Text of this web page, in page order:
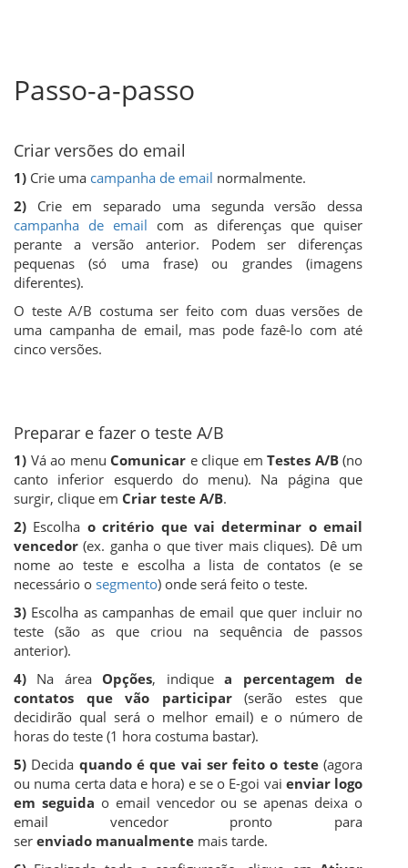
Passo-a-passo
Criar versões do email
1) Crie uma campanha de email normalmente.
2) Crie em separado uma segunda versão dessa
campanha de email com as diferenças que quiser
perante a versão anterior. Podem ser diferenças
pequenas (só uma frase) ou grandes (imagens
diferentes).
O teste A/B costuma ser feito com duas versões de
uma campanha de email, mas pode fazê-lo com até
cinco versões.
Preparar e fazer o teste A/B
1) Vá ao menu Comunicar e clique em Testes A/B(no
canto inferior esquerdo do menu). Na página que
surgir, clique em Criar teste A/B.
2) Escolha o critério que vai determinar o email
vencedor (ex. ganha o que tiver mais cliques). Dê um
nome ao teste e escolha a lista de contatos (e se
necessário o segmento) onde será feito o teste.
3) Escolha as campanhas de email que quer incluir no
teste (são as que criou na sequência de passos
anterior).
4) Na área Opções, indiquea percentagem de
contatos que vão participar(serão estes que
decidirão qual será o melhor email) e o número de
horas do teste (1 hora costuma bastar).
5) Decida quando é que vai ser feito o teste(agora
ou numa certa data e hora) e se o E-goi vai enviar logo
em seguida o email vencedor ou se apenas deixa o
email vencedor pronto para
ser enviado manualmente mais tarde.